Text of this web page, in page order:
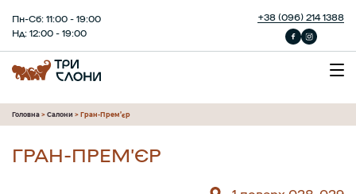
Пн-Сб: 11:00 - 19:00
Нд: 12:00 - 19:00
+38 (096) 214 1388
Головна > Салони > Гран-Прем’єр
ГРАН-ПРЕМ’ЄР